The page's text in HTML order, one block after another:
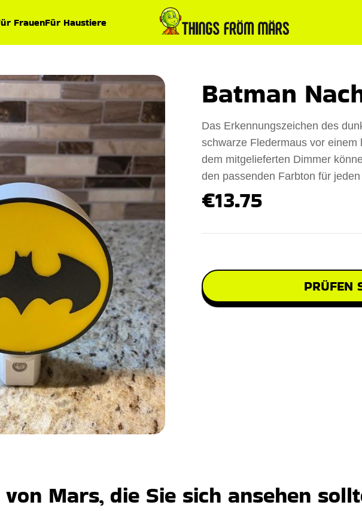
FrauenFür Haustiere
Batman
Das Erkennungszeichen des
schwarze Fledermaus vor
dem mitgelieferten Dimmer
den passenden Farbton für
€13.75
PRÜFEN
Mars, die Sie sich ansehen